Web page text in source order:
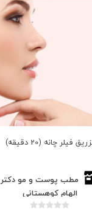
فيلر چانه (20 دقیقه)
مطب پوست و مو دكتر
الهام كوهستانى